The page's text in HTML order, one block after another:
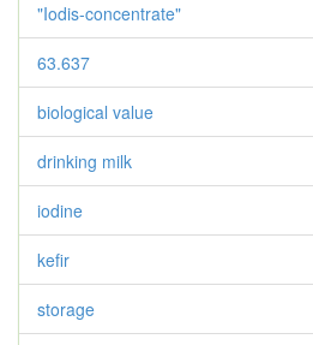
"Iodis-concentrate"
63.637
biological value
drinking milk
iodine
kefir
storage